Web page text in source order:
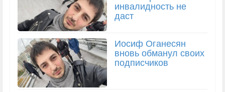
инвалидность не
даст
Иосиф Оганесян
вновь обманул своих
подписчиков